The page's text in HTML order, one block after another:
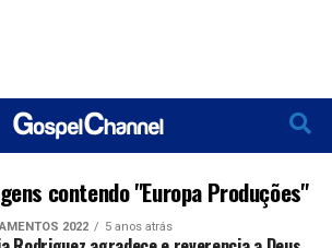
contendo "Europa Produções"
2022 5 anos atrás